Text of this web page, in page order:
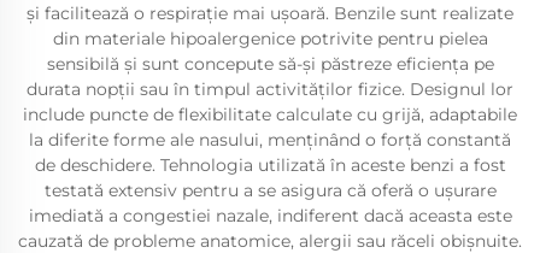
și facilitează o respirație mai ușoară. Benzile sunt realizate
din materiale hipoalergenice potrivite pentru pielea
sensibilă și sunt concepute să-și păstreze eficiența pe
durata nopții sau în timpul activităților fizice. Designul lor
include puncte de flexibilitate calculate cu grijă, adaptabile
la diferite forme ale nasului, menținând o forță constantă
de deschidere. Tehnologia utilizată în aceste benzi a fost
testată extensiv pentru a se asigura că oferă o ușurare
imediată a congestiei nazale, indiferent dacă aceasta este
cauzată de probleme anatomice, alergii sau răceli obișnuite.